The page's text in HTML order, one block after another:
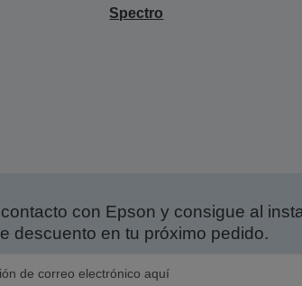
Spectro
con Epson y consigue al
descuento en tu próximo pedido.